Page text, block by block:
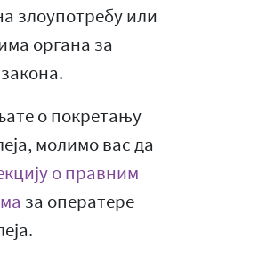
злоупотребу или
органа за
о покретању
молимо вас да
о правним
за оператере